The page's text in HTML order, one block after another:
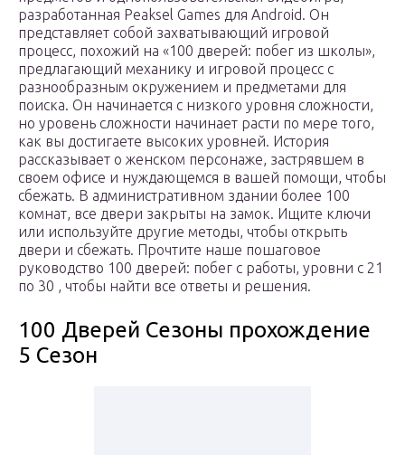
разработанная Peaksel Games для Android. Он
представляет собой захватывающий игровой
процесс, похожий на «100 дверей: побег из школы»,
предлагающий механику и игровой процесс с
разнообразным окружением и предметами для
поиска. Он начинается с низкого уровня сложности,
но уровень сложности начинает расти по мере того,
как вы достигаете высоких уровней. История
рассказывает о женском персонаже, застрявшем в
своем офисе и нуждающемся в вашей помощи, чтобы
сбежать. В административном здании более 100
комнат, все двери закрыты на замок. Ищите ключи
или используйте другие методы, чтобы открыть
двери и сбежать. Прочтите наше пошаговое
руководство 100 дверей: побег с работы, уровни с 21
по 30 , чтобы найти все ответы и решения.
100 Дверей Сезоны прохождение
5 Сезон